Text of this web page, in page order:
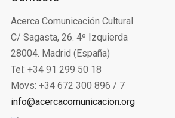
Acerca Comunicación Cultural
C/ Sagasta, 26. 4º Izquierda
28004. Madrid (España)
Tel: +34 91 299 50 18
Movs: +34 672 300 896 / 7
info@acercacomunicacion.org